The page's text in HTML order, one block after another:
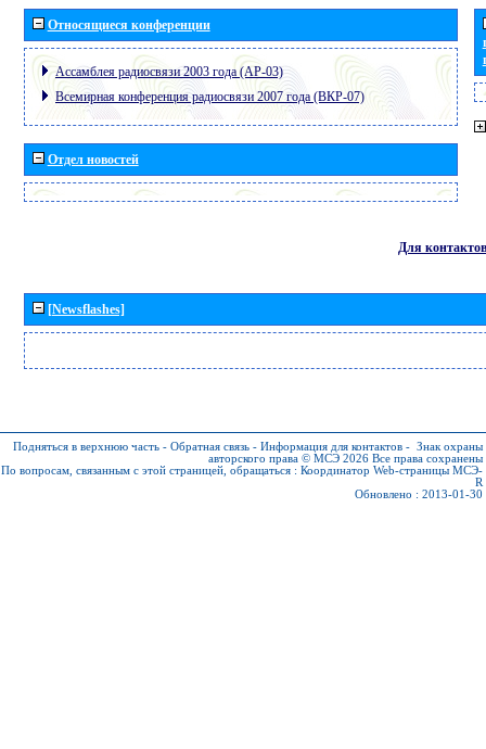
Относящиеся конференции
Ассамблея радиосвязи 2003 года (АР-03)
Всемирная конференция радиосвязи 2007 года (ВКР-07)
Отдел новостей
Для контактов
[Newsflashes]
Подняться в верхнюю часть - Обратная связь - Информация для контактов - Знак охраны
авторского права © МСЭ 2026 Все права сохранены
По вопросам, связанным с этой страницей, обращаться : Координатор Web-страницы МСЭ-
R
Обновлено : 2013-01-30